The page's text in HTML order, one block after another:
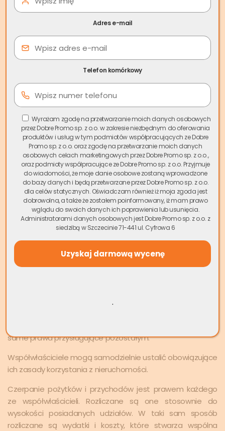
Współwłasność nieruchomościto stan, w którym dwie
osoby (lub więcej) posiadają udziały w prawie jej własności.
Udziały w nieruchomości przybierają formę ułamków np. 1/2,
3/4/ 1/8, a ich właściciele mają pełne prawo do korzystania
z całej nieruchomości – nie zaś do 1/2 czy 3/4 jej
wydzielonej części.
Może cię zainteresować: Dobrowolna spłata
długu u komornika – jak to zrobić?
Współwłaściciele mają określone przez przepisy prawa i
obowiązki względemwspólnej nieruchomości
uprawnieni do wspólnego posiadania i korzystania z
pozostałych współwłaścicieli. Oznacza to, że każdy
same prawa przysługujące pozostałym.
Współwłaściciele mogą samodzielnie ustalić obowiązujące
ich zasady korzystania z nieruchomości.
Czerpanie pożytków i przychodów jest prawem każdego
ze współwłaścicieli. Rozliczane są one stosownie do
wysokości posiadanych udziałów. W taki sam sposób
rozliczane są wydatki i koszty, które stwarza wspólna
Adres e-mail
Telefon komórkowy
Wyrażam zgodę na przetwarzanie moich danych osobowych
przez Dobre Promo sp. z o.o. w zakresie niezbędnym do oferowania
produktów i usług w tym podmiotów współpracujących ze Dobre
Promo sp. z o.o. oraz zgodę na przetwarzanie moich danych
osobowych celach marketingowych przez Dobre Promo sp. z o.o.,
oraz podmioty współpracujące ze Dobre Promo sp. z o.o. Przyjmuje
do wiadomości, że moje danie osobowe zostaną wprowadzone
do bazy danych i będą przetwarzane przez Dobre Promo sp. z o.o.
dla celów statycznych. Oświadczam również iż moja zgoda jest
dobrowolna, a także że zostałem poinformowany, iż mam prawo
wglądu do swoich danych ich poprawienia lub usunięcia.
Administratorami danych osobowych jest Dobre Promo sp. z o.o. z
siedzibą w Szczecinie 71-441 ul. Cyfrowa 6
.